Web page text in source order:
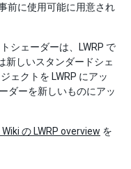
前に使用可能に用意され
シェーダーは、LWRP で
新しいスタンダードシェ
ェクトを LWRP にアッ
ダーを新しいものにアッ
の LWRP overview を